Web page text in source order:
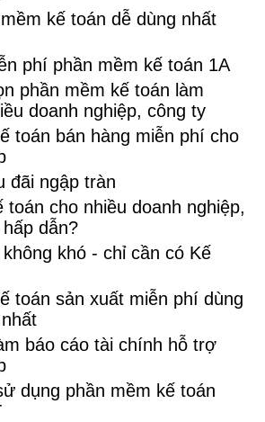
kế toán dễ dùng nhất
phí phần mềm kế toán 1A
phần mềm kế toán làm
doanh nghiệp, công ty
toán bán hàng miễn phí cho
đãi ngập tràn
toán cho nhiều doanh nghiệp,
dẫn?
khó - chỉ cần có Kế
toán sản xuất miễn phí dùng
báo cáo tài chính hỗ trợ
dụng phần mềm kế toán